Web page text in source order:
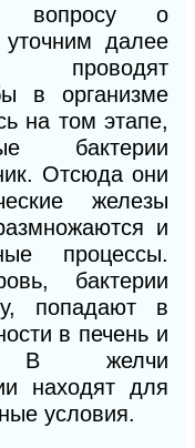
вопросу о
далее
в организме
на том этапе,
бактерии
Отсюда они
железы
и
процессы.
бактерии
попадают в
в печень и
В желчи
находят для
условия.